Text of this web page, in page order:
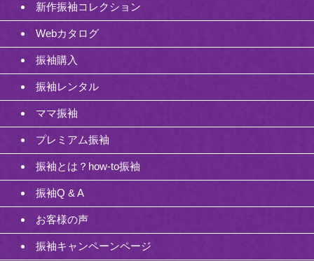
新作振袖コレクション
Webカタログ
振袖購入
振袖レンタル
ママ振袖
プレミアム振袖
振袖とは？how-to振袖
振袖Q & A
お客様の声
振袖キャンペーンページ